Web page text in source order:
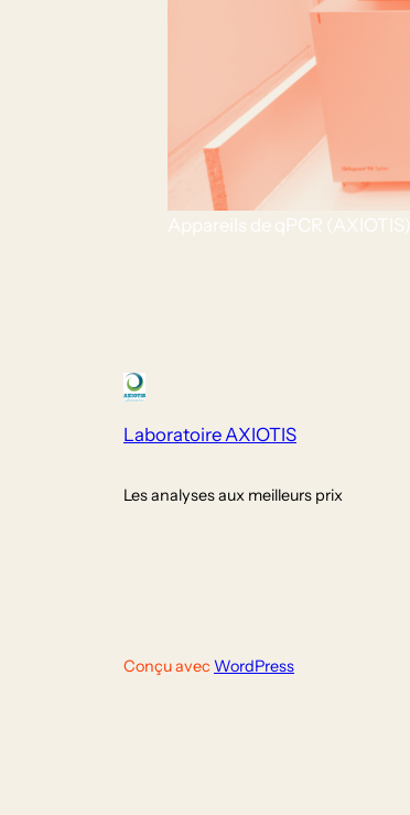
Appareils de qPCR (AXIOTIS)
Laboratoire AXIOTIS
Les analyses aux meilleurs prix
Conçu avec WordPress